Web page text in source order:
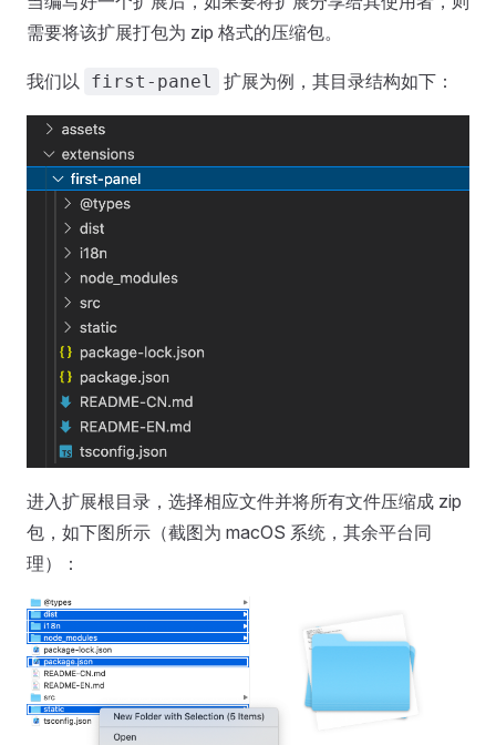
需要将该扩展打包为 zip 格式的压缩包。
我们以 first-panel 扩展为例，其目录结构如下：
进入扩展根目录，选择相应文件并将所有文件压缩成 zip
包，如下图所示（截图为 macOS 系统，其余平台同
理）：